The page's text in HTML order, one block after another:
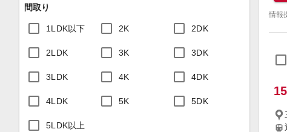
間取り
1LDK以下 2K 2DK
2LDK 3K 3DK
3LDK 4K 4DK
4LDK 5K 5DK
5LDK以上
情報